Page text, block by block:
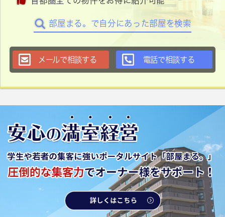
部屋まる。で自分にあった部屋を検索
メールで相談する 電話で相談する